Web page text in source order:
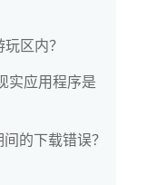
区内？
实应用程序是
的下载错误？